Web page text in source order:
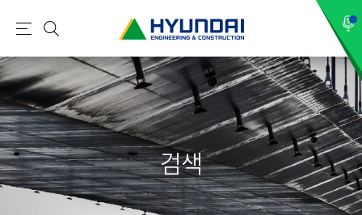
현
건
설
(
H
Y
U
N
메
뉴
검
색
검색